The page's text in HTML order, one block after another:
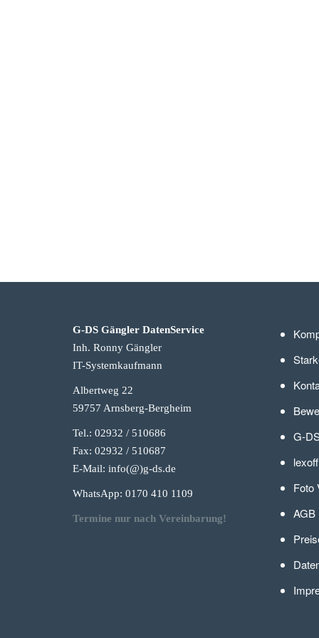
G-DS Gängler DatenService
Inh. Ronny Gängler
IT-Systemkaufmann
Albertweg 22
59757 Arnsberg-Bergheim
Tel.: 02932 / 510686
Fax: 02932 / 510687
E-Mail: info(@)g-ds.de
WhatsApp: 0170 410 1109
Termine nur nach Vereinbarung!
G-
Foto
AGB